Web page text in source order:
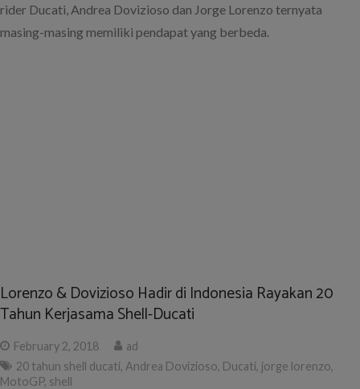
rider Ducati, Andrea Dovizioso dan Jorge Lorenzo ternyata
masing-masing memiliki pendapat yang berbeda.
Lorenzo & Dovizioso Hadir di Indonesia Rayakan 20
Tahun Kerjasama Shell-Ducati
February 2, 2018
ad
20 tahun shell ducati, Andrea Dovizioso, Ducati, jorge lorenzo,
MotoGP, shell